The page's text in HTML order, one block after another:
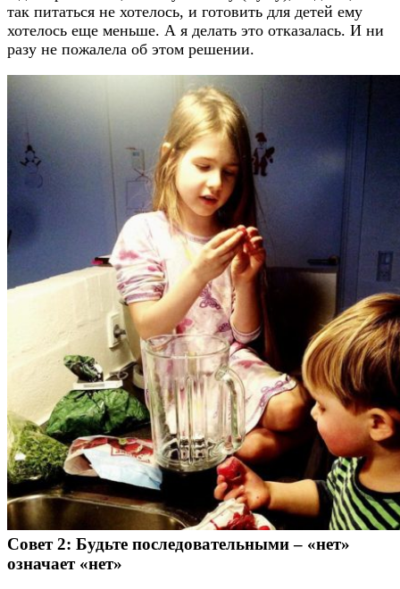
так питаться не хотелось, и готовить для детей ему
хотелось еще меньше. А я делать это отказалась. И ни
разу не пожалела об этом решении.
Совет 2: Будьте последовательными – «нет»
означает «нет»